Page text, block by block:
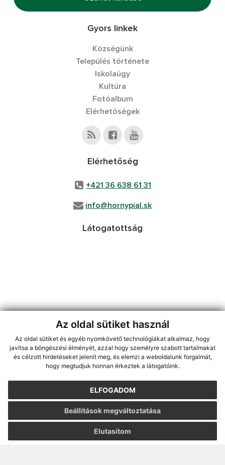
Az oldal sütiket használ
Az oldal sütiket és egyéb nyomkövető technológiákat alkalmaz, hogy
javítsa a böngészési élményét, azzal hogy személyre szabott tartalmakat
és célzott hirdetéseket jelenít meg, és elemzi a weboldalunk forgalmát,
hogy megtudjuk honnan érkeztek a látogatóink.
ELFOGADOM
Elutasítom
Beállítások megváltoztatása
Gyors linkek
Községünk
Település története
Iskolaügy
Kultúra
Fotóalbum
Elérhetőségek
Elérhetőség
+421 36 638 61 31
info@hornypial.sk
Látogatottság
jusson a legfrissebb információkhoz az RSS csatornánkon keresztűl,
ECHELON 2 tartalomkezelő rendszer,Honlap térkép,Internetes portál
webex.digital, s.r.o.,doménnevek ,doménnév regisztráció
A legutolsó frissítés időpontja:05.08.2026
Nyomtatás|Hozzáférési nyilatkozat